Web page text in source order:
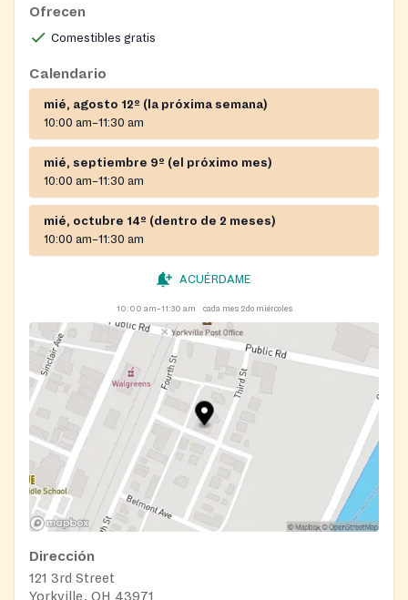
Ofrecen
Comestibles gratis
Calendario
mié, agosto 12º (la próxima semana)
10:00 am–11:30 am
mié, septiembre 9º (el próximo mes)
10:00 am–11:30 am
mié, octubre 14º (dentro de 2 meses)
10:00 am–11:30 am
ACUÉRDAME
10:00 am–11:30 am cada mes 2do miércoles
Dirección
121 3rd Street
Yorkville, OH 43971